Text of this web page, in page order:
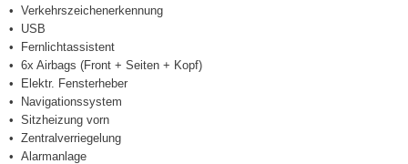
Verkehrszeichenerkennung
USB
Fernlichtassistent
6x Airbags (Front + Seiten + Kopf)
Elektr. Fensterheber
Navigationssystem
Sitzheizung vorn
Zentralverriegelung
Alarmanlage